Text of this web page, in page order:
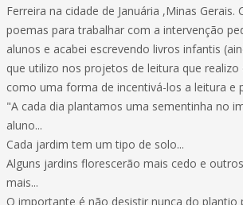
Ferreira na cidade de Januária ,Minas Gerais.
poemas para trabalhar com a intervenção
alunos e acabei escrevendo livros infantis
que utilizo nos projetos de leitura que realizo
como uma forma de incentivá-los a leitura e
"A cada dia plantamos uma sementinha no
aluno...
Cada jardim tem um tipo de solo...
Alguns jardins florescerão mais cedo e
mais...
O importante é não desistir nunca do plantio